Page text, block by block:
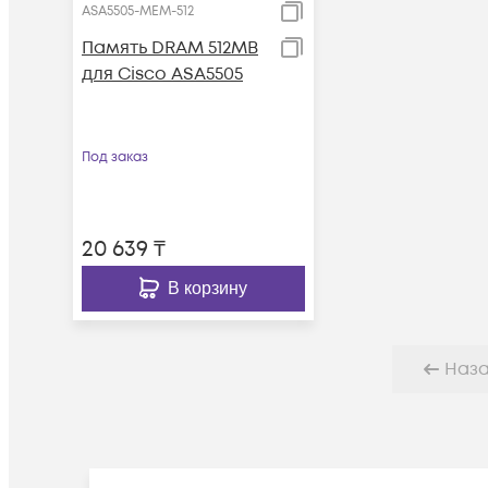
ASA5505-MEM-512
Память DRAM 512MB
для Cisco ASA5505
Под заказ
20 639 ₸
В корзину